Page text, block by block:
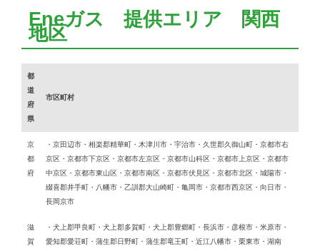
Eneガス 提供エリア 関西
地区
都
道
府
県
市区町村
京
都
府
・京田辺市・相楽郡精華町・木津川市・宇治市・久世郡久御山町・京都市右
京区・京都市下京区・京都市左京区・京都市山科区・京都市上京区・京都市
中京区・京都市東山区・京都市南区・京都市伏見区・京都市北区・城陽市・
綴喜郡井手町・八幡市・乙訓郡大山崎町・亀岡市・京都市西京区・向日市・
長岡京市
滋
賀
・犬上郡甲良町・犬上郡多賀町・犬上郡豊郷町・長浜市・彦根市・米原市・
愛知郡愛荘町・蒲生郡日野町・蒲生郡竜王町・近江八幡市・栗東市・湖南